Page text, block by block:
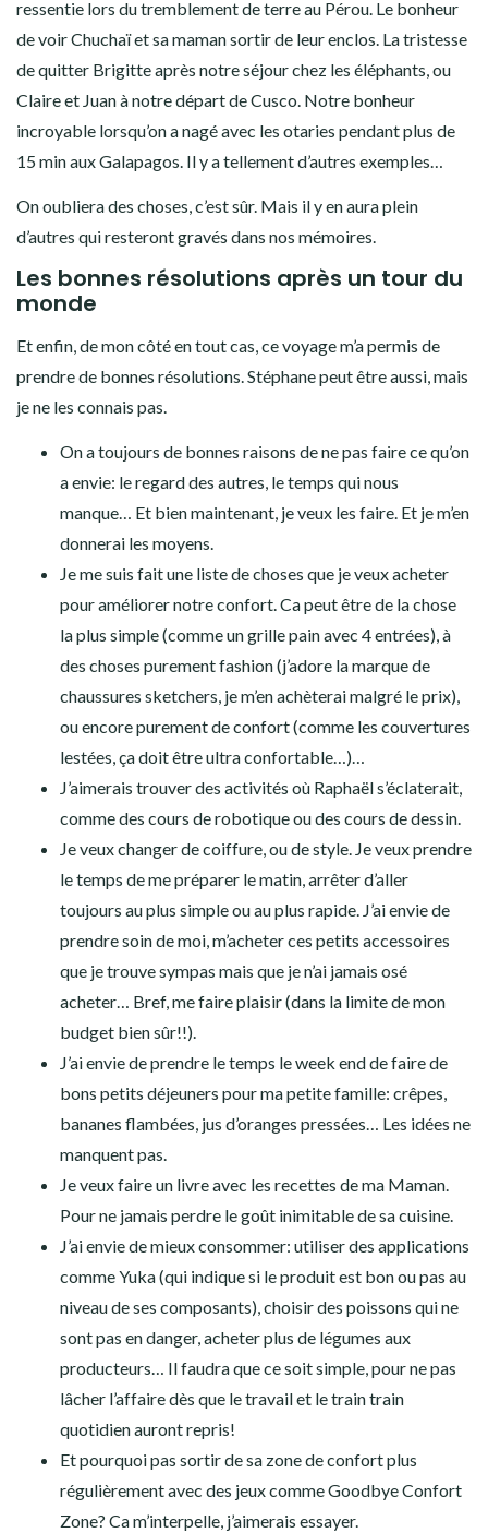
ressentie lors du tremblement de terre au Pérou. Le bonheur
de voir Chuchaï et sa maman sortir de leur enclos. La tristesse
de quitter Brigitte après notre séjour chez les éléphants, ou
Claire et Juan à notre départ de Cusco. Notre bonheur
incroyable lorsqu’on a nagé avec les otaries pendant plus de
15 min aux Galapagos. Il y a tellement d’autres exemples…
On oubliera des choses, c’est sûr. Mais il y en aura plein
d’autres qui resteront gravés dans nos mémoires.
Les bonnes résolutions après un tour du
monde
Et enfin, de mon côté en tout cas, ce voyage m’a permis de
prendre de bonnes résolutions. Stéphane peut être aussi, mais
je ne les connais pas.
On a toujours de bonnes raisons de ne pas faire ce qu’on
a envie: le regard des autres, le temps qui nous
manque… Et bien maintenant, je veux les faire. Et je m’en
donnerai les moyens.
Je me suis fait une liste de choses que je veux acheter
pour améliorer notre confort. Ca peut être de la chose
la plus simple (comme un grille pain avec 4 entrées), à
des choses purement fashion (j’adore la marque de
chaussures sketchers, je m’en achèterai malgré le prix),
ou encore purement de confort (comme les couvertures
lestées, ça doit être ultra confortable…)…
J’aimerais trouver des activités où Raphaël s’éclaterait,
comme des cours de robotique ou des cours de dessin.
Je veux changer de coiffure, ou de style. Je veux prendre
le temps de me préparer le matin, arrêter d’aller
toujours au plus simple ou au plus rapide. J’ai envie de
prendre soin de moi, m’acheter ces petits accessoires
que je trouve sympas mais que je n’ai jamais osé
acheter… Bref, me faire plaisir (dans la limite de mon
budget bien sûr!!).
J’ai envie de prendre le temps le week end de faire de
bons petits déjeuners pour ma petite famille: crêpes,
bananes flambées, jus d’oranges pressées… Les idées ne
manquent pas.
Je veux faire un livre avec les recettes de ma Maman.
Pour ne jamais perdre le goût inimitable de sa cuisine.
J’ai envie de mieux consommer: utiliser des applications
comme Yuka (qui indique si le produit est bon ou pas au
niveau de ses composants), choisir des poissons qui ne
sont pas en danger, acheter plus de légumes aux
producteurs… Il faudra que ce soit simple, pour ne pas
lâcher l’affaire dès que le travail et le train train
quotidien auront repris!
Et pourquoi pas sortir de sa zone de confort plus
régulièrement avec des jeux comme Goodbye Confort
Zone? Ca m’interpelle, j’aimerais essayer.